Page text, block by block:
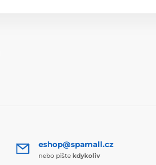
eshop@spamall.cz
nebo pište kdykoliv